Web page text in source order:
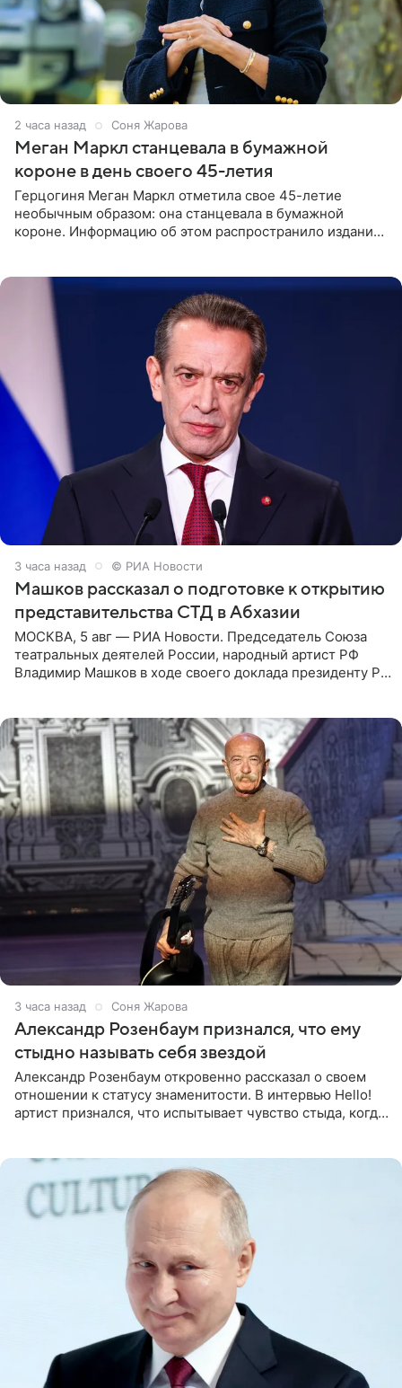
2 часа назад Соня Жарова
Меган Маркл станцевала в бумажной
короне в день своего 45-летия
Герцогиня Меган Маркл отметила свое 45-летие
необычным образом: она станцевала в бумажной
короне. Информацию об этом распространило издание
3 часа назад © РИА Новости
Машков рассказал о подготовке к открытию
представительства СТД в Абхазии
МОСКВА, 5 авг — РИА Новости. Председатель Союза
театральных деятелей России, народный артист РФ
Владимир Машков в ходе своего доклада президенту РФ
3 часа назад Соня Жарова
Александр Розенбаум признался, что ему
стыдно называть себя звездой
Александр Розенбаум откровенно рассказал о своем
отношении к статусу знаменитости. В интервью Hello!
артист признался, что испытывает чувство стыда, когда